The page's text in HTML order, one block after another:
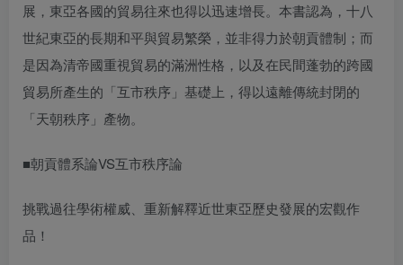
展，東亞各國的貿易往來也得以迅速增長。本書認為，十八
世紀東亞的長期和平與貿易繁榮，並非得力於朝貢體制；而
是因為清帝國重視貿易的滿洲性格，以及在民間蓬勃的跨國
貿易所產生的「互市秩序」基礎上，得以遠離傳統封閉的
「天朝秩序」產物。
■朝貢體系論VS互市秩序論
挑戰過往學術權威、重新解釋近世東亞歷史發展的宏觀作
品！